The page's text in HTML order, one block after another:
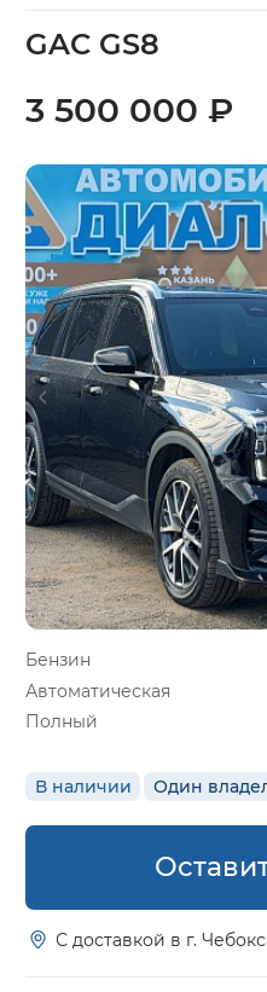
GAC GS8
Бензин
Автоматическая
Полный
В наличии Один
3 500 000 ₽
С доставкой в г.